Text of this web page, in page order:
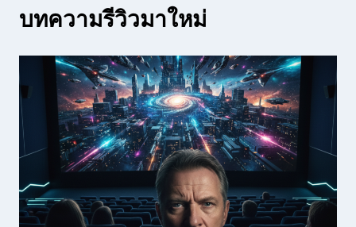
บทความรีวิวมาใหม่